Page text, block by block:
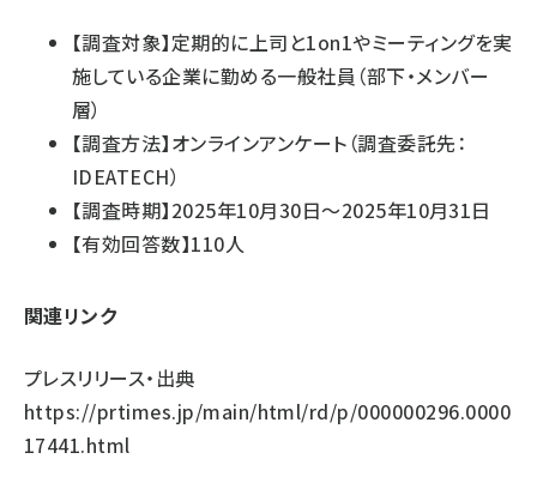
【調査対象】定期的に上司と1on1やミーティングを実
施している企業に勤める一般社員（部下・メンバー
層）
【調査方法】オンラインアンケート（調査委託先：
IDEATECH）
【調査時期】2025年10月30日～2025年10月31日
【有効回答数】110人
関連リンク
プレスリリース・出典
https://prtimes.jp/main/html/rd/p/000000296.0000
17441.html